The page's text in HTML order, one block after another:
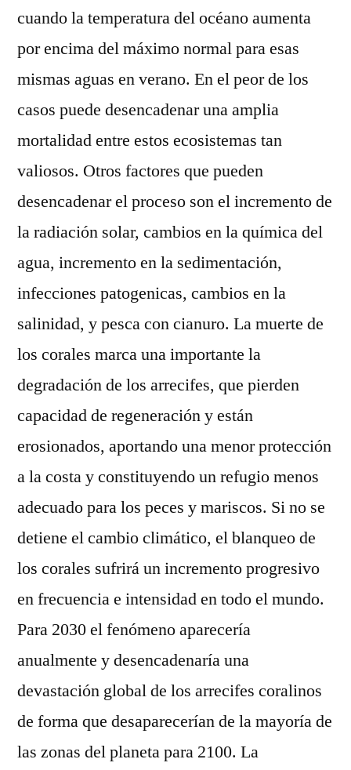
cuando la temperatura del océano aumenta
por encima del máximo normal para esas
mismas aguas en verano. En el peor de los
casos puede desencadenar una amplia
mortalidad entre estos ecosistemas tan
valiosos. Otros factores que pueden
desencadenar el proceso son el incremento de
la radiación solar, cambios en la química del
agua, incremento en la sedimentación,
infecciones patogenicas, cambios en la
salinidad, y pesca con cianuro. La muerte de
los corales marca una importante la
degradación de los arrecifes, que pierden
capacidad de regeneración y están
erosionados, aportando una menor protección
a la costa y constituyendo un refugio menos
adecuado para los peces y mariscos. Si no se
detiene el cambio climático, el blanqueo de
los corales sufrirá un incremento progresivo
en frecuencia e intensidad en todo el mundo.
Para 2030 el fenómeno aparecería
anualmente y desencadenaría una
devastación global de los arrecifes coralinos
de forma que desaparecerían de la mayoría de
las zonas del planeta para 2100. La